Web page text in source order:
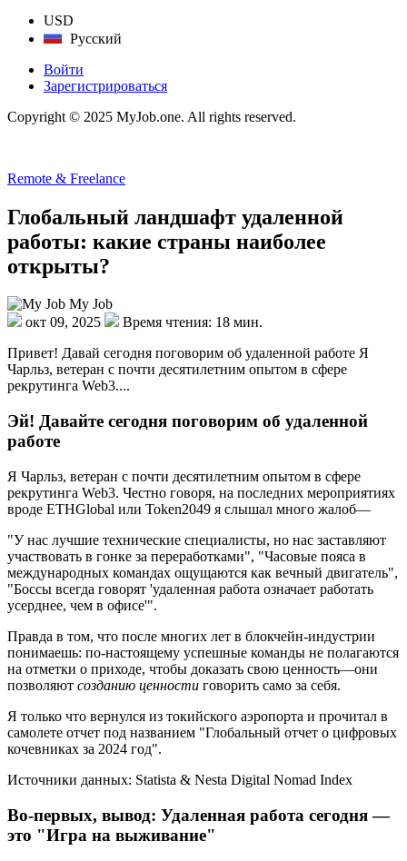
USD
Русский
Войти
Зарегистрироваться
Copyright © 2025 MyJob.one. All rights reserved.
Remote & Freelance
Глобальный ландшафт удаленной
работы: какие страны наиболее
открыты?
My Job
окт 09, 2025
Время чтения: 18 мин.
Привет! Давай сегодня поговорим об удаленной работе Я
Чарльз, ветеран с почти десятилетним опытом в сфере
рекрутинга Web3....
Эй! Давайте сегодня поговорим об удаленной
работе
Я Чарльз, ветеран с почти десятилетним опытом в сфере
рекрутинга Web3. Честно говоря, на последних мероприятиях
вроде ETHGlobal или Token2049 я слышал много жалоб—
"У нас лучшие технические специалисты, но нас заставляют
участвовать в гонке за переработками", "Часовые пояса в
международных командах ощущаются как вечный двигатель",
"Боссы всегда говорят 'удаленная работа означает работать
усерднее, чем в офисе'".
Правда в том, что после многих лет в блокчейн-индустрии
понимаешь: по-настоящему успешные команды не полагаются
на отметки о приходе, чтобы доказать свою ценность—они
позволяют созданию ценности говорить само за себя.
Я только что вернулся из токийского аэропорта и прочитал в
самолете отчет под названием "Глобальный отчет о цифровых
кочевниках за 2024 год".
Источники данных: Statista & Nesta Digital Nomad Index
Во-первых, вывод: Удаленная работа сегодня —
это "Игра на выживание"